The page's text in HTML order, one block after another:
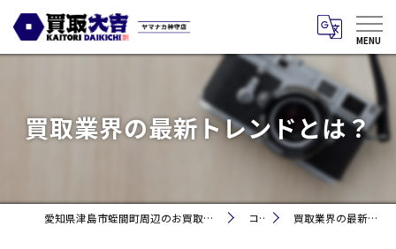
買取業界の最新トレンドとは？
愛知県津島市蛭間町周辺のお買取りなら買取大吉 ヤマナカ神守店 コラム 買取業界の最新トレンドとは？